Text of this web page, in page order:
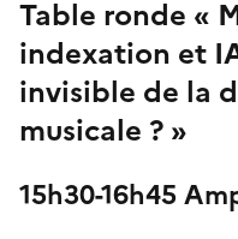
Table ronde «
indexation et
invisible de la
musicale ? »
15h30-16h45